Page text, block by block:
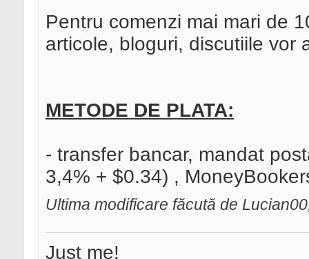
Pentru comenzi mai mari de
articole, bloguri, discutiile vor
METODE DE PLATA:
- transfer bancar, mandat
3,4% + $0.34) ,
Ultima modificare făcută de
Just me!